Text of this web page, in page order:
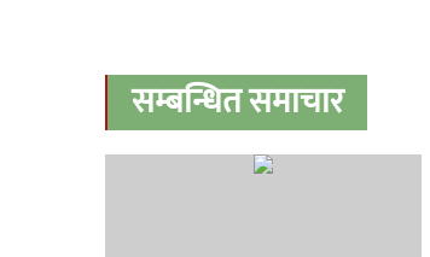
सम्बन्धित समाचार